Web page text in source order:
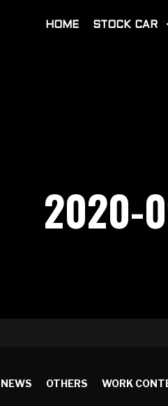
HOME STOCK CAR
2020-
NEWS OTHERS WORK